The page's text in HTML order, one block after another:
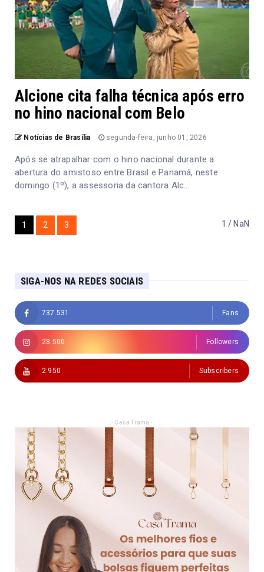
Alcione cita falha técnica após erro
no hino nacional com Belo
Notícias de Brasília segunda-feira, junho 01, 2026
Após se atrapalhar com o hino nacional durante a
abertura do amistoso entre Brasil e Panamá, neste
domingo (1º), a assessoria da cantora Alc...
1 / NaN
1 2 3
SIGA-NOS NA REDES SOCIAIS
737.531 Fans
28.500 Followers
2.950 Subscribers
- Casa Trama -